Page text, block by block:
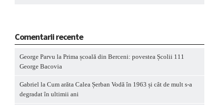
Comentarii recente
George Parvu la Prima școală din Berceni: povestea Școlii 111
George Bacovia
Gabriel la Cum arăta Calea Șerban Vodă în 1963 și cât de mult s-a
degradat în ultimii ani